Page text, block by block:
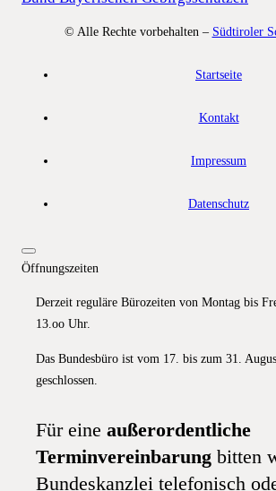
© Alle Rechte vorbehalten – Südtiroler
Startseite
Kontakt
Impressum
Datenschutz
Öffnungszeiten
Derzeit reguläre Bürozeiten von Montag bis
13.oo Uhr.
Das Bundesbüro ist vom 17. bis zum 31.
geschlossen.
Für eine außerordentliche
Terminvereinbarung bitten
Bundeskanzlei telefonisch